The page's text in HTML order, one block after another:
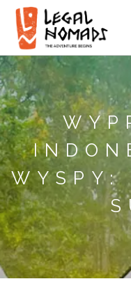
AFRYKA
AMERYKA
AZJA
OCEANIA
KALENDARZ
O NAS
GALERIA
WIDEO
KONTAKT
WYSPY: